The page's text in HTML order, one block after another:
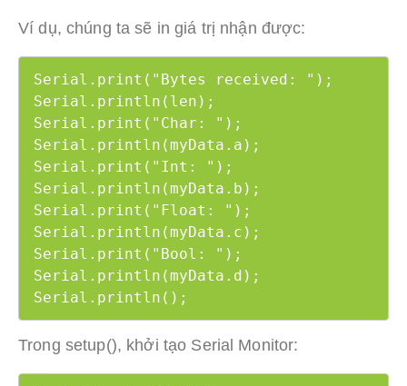
Ví dụ, chúng ta sẽ in giá trị nhận được:
Serial.print("Bytes received: ");
Serial.println(len);
Serial.print("Char: ");
Serial.println(myData.a);
Serial.print("Int: ");
Serial.println(myData.b);
Serial.print("Float: ");
Serial.println(myData.c);
Serial.print("Bool: ");
Serial.println(myData.d);
Serial.println();
Trong setup(), khởi tạo Serial Monitor: